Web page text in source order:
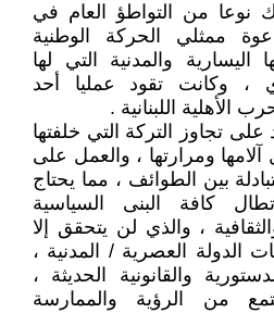
نوعا من التواطؤ العام في
ممثلي الحركة الوطنية
اليسارية والمدنية التي لها
، وكانت تقود عمليا أحد
اللبنانية .
تجاوز التركة التي خلفتها
آلامها ومرارتها ، والعمل على
بين الطوائف ، مما يحتاج
كافة البنى السياسية
، والذي لن يتحقق إلا
الدولة العصرية / المدنية ،
والقانونية الحديثة ،
من الرؤية والممارسة